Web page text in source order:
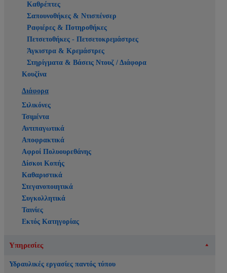
Καθρέπτες
Σαπουνοθήκες & Ντισπένσερ
Ραφιέρες & Ποτηροθήκες
Πετσετοθήκες - Πετσετοκρεμάστρες
Άγκιστρα & Κρεμάστρες
Στηρίγματα & Βάσεις Ντουζ / Διάφορα
Κουζίνα
Διάφορα
Σιλικόνες
Τσιμέντα
Αντιπαγωτικά
Αποφρακτικά
Αφροί Πολυουρεθάνης
Δίσκοι Κοπής
Καθαριστικά
Στεγανοποιητικά
Συγκολλητικά
Ταινίες
Εκτός Κατηγορίας
Υπηρεσίες
Υδραυλικές εργασίες παντός τύπου